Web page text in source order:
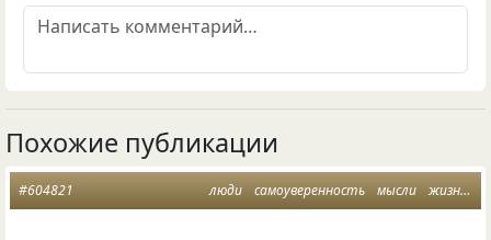
Похожие публикации
люди самоуверенность мысли жизнь отношения
#604821